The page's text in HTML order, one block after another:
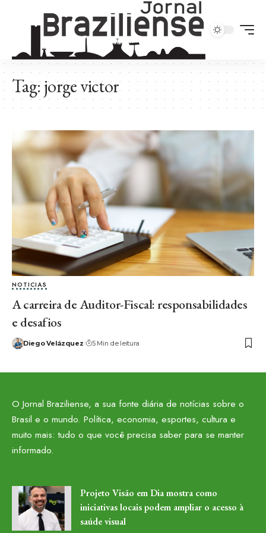
Tag:jorge victor
NOTICIAS
A carreira de Auditor-Fiscal: responsabilidades
e desafios
Diego Velázquez 5 Min de leitura
O Jornal Braziliense, a sua fonte diária de notícias sobre o
Brasil e o mundo. Política, economia, esportes, cultura e
muito mais: tudo o que você precisa saber para se manter
informado.
Projeto Visão em Dia mostra como
iniciativas locais podem ampliar o acesso à
saúde visual